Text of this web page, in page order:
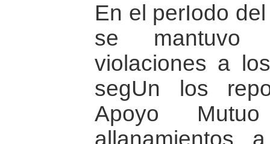
En el perIodo
se mantuvo
violaciones a
segUn los
Apoyo